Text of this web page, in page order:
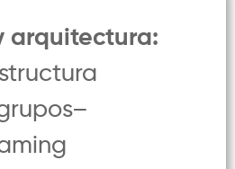
arquitectura: